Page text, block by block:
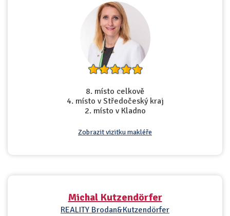
8. místo celkově
4. místo v Středočeský kraj
2. místo v Kladno
Zobrazit vizitku makléře
Michal Kutzendörfer
REALITY Brodan&Kutzendörfer